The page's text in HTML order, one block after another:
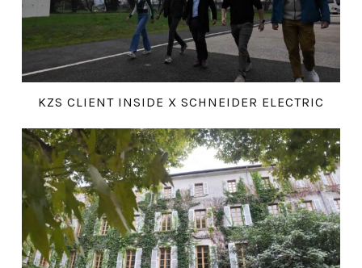
KZS CLIENT INSIDE X SCHNEIDER ELECTRIC